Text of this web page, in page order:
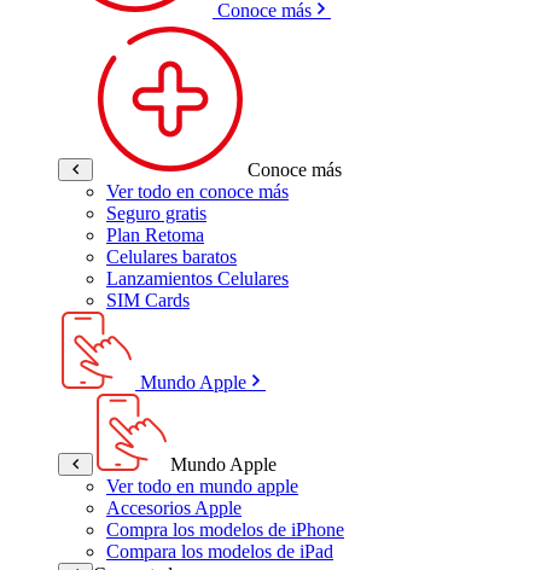
Conoce más
Conoce más
Ver todo en conoce más
Seguro gratis
Plan Retoma
Celulares baratos
Lanzamientos Celulares
SIM Cards
Mundo Apple
Mundo Apple
Ver todo en mundo apple
Accesorios Apple
Compra los modelos de iPhone
Compara los modelos de iPad